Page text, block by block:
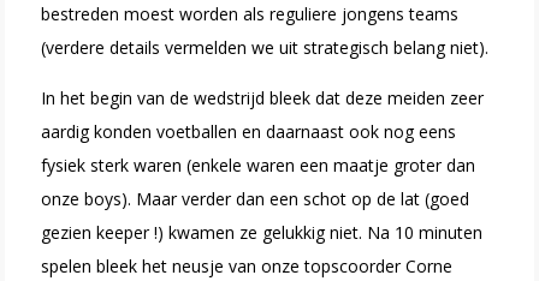
bestreden moest worden als reguliere jongens teams
(verdere details vermelden we uit strategisch belang niet).
In het begin van de wedstrijd bleek dat deze meiden zeer
aardig konden voetballen en daarnaast ook nog eens
fysiek sterk waren (enkele waren een maatje groter dan
onze boys). Maar verder dan een schot op de lat (goed
gezien keeper !) kwamen ze gelukkig niet. Na 10 minuten
spelen bleek het neusje van onze topscoorder Corne